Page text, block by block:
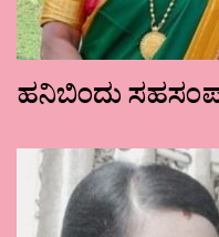
ಹನಿಬಿಂದು